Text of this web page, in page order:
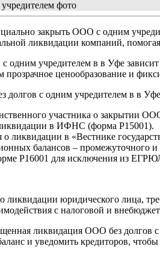
закрыть ООО с одним
ликвидации компаний,
учредителем в в Уфе
прозрачное ценообразование и
с одним учредителем в в
участника о закрытии
в ИФНС (форма Р15001).
ликвидации в «Вестнике
балансов – промежуточного и
Р16001 для исключения из
ликвидации юридического лица,
с налоговой и
ликвидация ООО без долгов
и уведомить кредиторов,